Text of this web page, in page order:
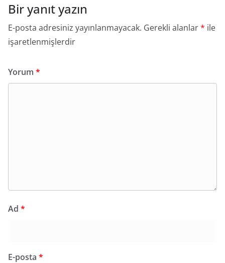
Bir yanıt yazın
E-posta adresiniz yayınlanmayacak. Gerekli alanlar* ile
işaretlenmişlerdir
Yorum *
Ad *
E-posta *